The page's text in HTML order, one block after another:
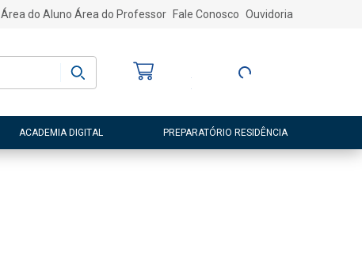
Área do Aluno Área do Professor Fale Conosco Ouvidoria
Entre ou Cadastre-
ACADEMIA DIGITAL PREPARATÓRIO RESIDÊNCIA